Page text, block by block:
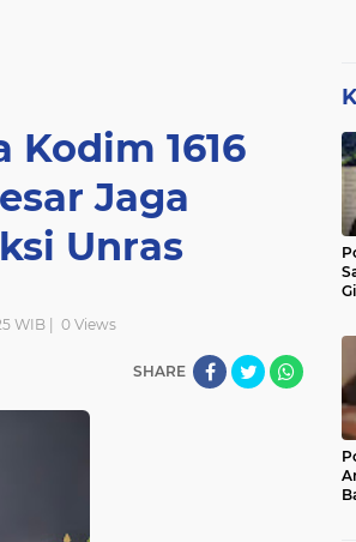
Kodim 1616
Jaga
Unras
WIB | 0 Views
SHARE